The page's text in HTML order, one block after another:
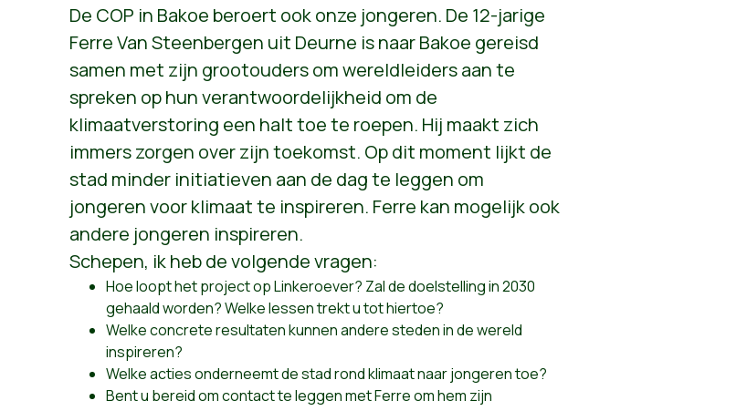
De COP in Bakoe beroert ook onze jongeren. De 12-jarige
Ferre Van Steenbergen uit Deurne is naar Bakoe gereisd
samen met zijn grootouders om wereldleiders aan te
spreken op hun verantwoordelijkheid om de
klimaatverstoring een halt toe te roepen. Hij maakt zich
immers zorgen over zijn toekomst. Op dit moment lijkt de
stad minder initiatieven aan de dag te leggen om
jongeren voor klimaat te inspireren. Ferre kan mogelijk ook
andere jongeren inspireren.
Schepen, ik heb de volgende vragen:
Hoe loopt het project op Linkeroever? Zal de doelstelling in 2030
gehaald worden? Welke lessen trekt u tot hiertoe?
Welke concrete resultaten kunnen andere steden in de wereld
inspireren?
Welke acties onderneemt de stad rond klimaat naar jongeren toe?
Bent u bereid om contact te leggen met Ferre om hem zijn